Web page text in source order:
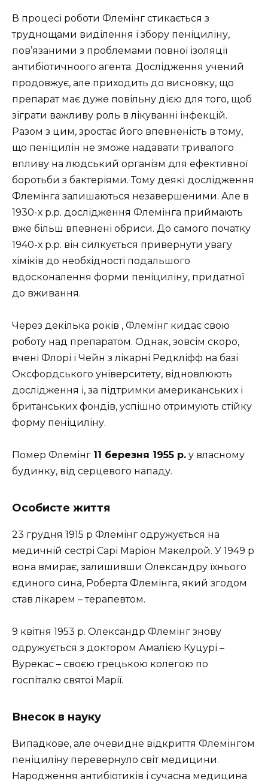
В процесі роботи Флемінг стикається з
труднощами виділення і збору пеніциліну,
пов’язаними з проблемами повної ізоляції
антибіотичноого агента. Дослідження учений
продовжує, але приходить до висновку, що
препарат має дуже повільну дією для того, щоб
зіграти важливу роль в лікуванні інфекцій.
Разом з цим, зростає його впевненість в тому,
що пеніцилін не зможе надавати тривалого
впливу на людський організм для ефективної
боротьби з бактеріями. Тому деякі дослідження
Флемінга залишаються незавершеними. Але в
1930-х р.р. дослідження Флемінга приймають
вже більш впевнені обриси. До самого початку
1940-х р.р. він силкується привернути увагу
хіміків до необхідності подальшого
вдосконалення форми пеніциліну, придатної
до вживання.
Через декілька років , Флемінг кидає свою
роботу над препаратом. Однак, зовсім скоро,
вчені Флорі і Чейн з лікарні Редкліфф на базі
Оксфордського університету, відновлюють
дослідження і, за підтримки американських і
британських фондів, успішно отримують стійку
форму пеніциліну.
Помер Флемінг 11 березня 1955 р. у власному
будинку, від серцевого нападу.
Особисте життя
23 грудня 1915 р Флемінг одружується на
медичній сестрі Сарі Маріон Макелрой. У 1949 р
вона вмирає, залишивши Олександру їхнього
єдиного сина, Роберта Флемінга, який згодом
став лікарем – терапевтом.
9 квітня 1953 р. Олександр Флемінг знову
одружується з доктором Амалією Куцурі –
Вурекас – своєю грецькою колегою по
госпіталю святої Марії.
Внесок в науку
Випадкове, але очевидне відкриття Флемінгом
пеніциліну перевернуло світ медицини.
Народження антибіотиків і сучасна медицина